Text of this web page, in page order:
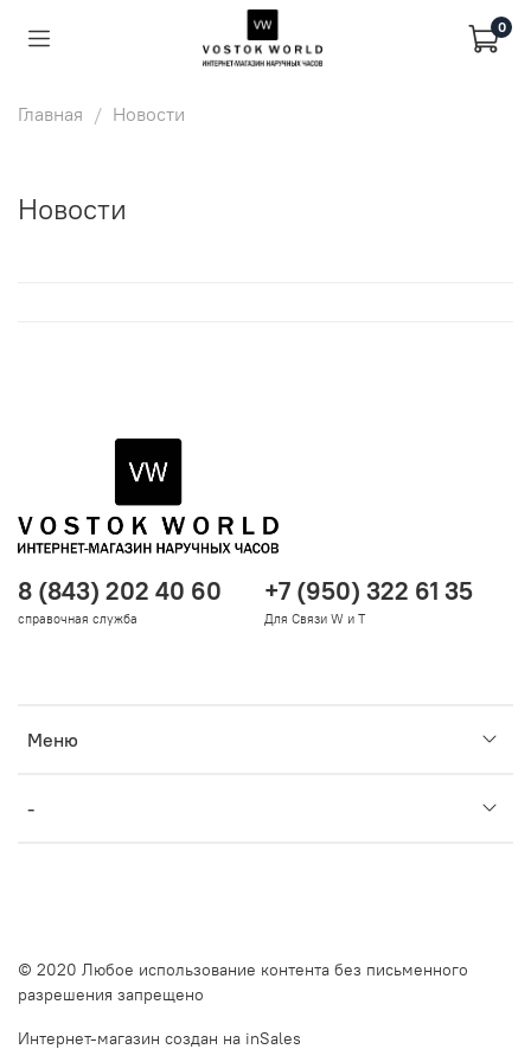
0
Главная Новости
Новости
Меню
-
8 (843) 202 40 60
справочная служба
+7 (950) 322 61 35
Для Связи W и T
© 2020 Любое использование контента без письменного
разрешения запрещено
Интернет-магазин создан на inSales